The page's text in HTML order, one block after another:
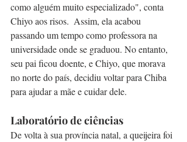
como alguém muito especializado", conta
Chiyo aos risos.  Assim, ela acabou
passando um tempo como professora na
universidade onde se graduou. No entanto,
seu pai ficou doente, e Chiyo, que morava
no norte do país, decidiu voltar para Chiba
para ajudar a mãe e cuidar dele.
Laboratório de ciências
De volta à sua província natal, a queijeira foi